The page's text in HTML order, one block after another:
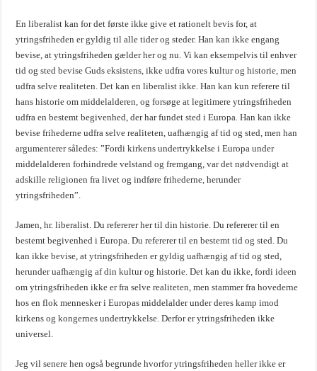
En liberalist kan for det første ikke give et rationelt bevis for, at
ytringsfriheden er gyldig til alle tider og steder. Han kan ikke engang
bevise, at ytringsfriheden gælder her og nu. Vi kan eksempelvis til enhver
tid og sted bevise Guds eksistens, ikke udfra vores kultur og historie, men
udfra selve realiteten. Det kan en liberalist ikke. Han kan kun referere til
hans historie om middelalderen, og forsøge at legitimere ytringsfriheden
udfra en bestemt begivenhed, der har fundet sted i Europa. Han kan ikke
bevise frihederne udfra selve realiteten, uafhængig af tid og sted, men han
argumenterer således: ”Fordi kirkens undertrykkelse i Europa under
middelalderen forhindrede velstand og fremgang, var det nødvendigt at
adskille religionen fra livet og indføre frihederne, herunder
ytringsfriheden”.
Jamen, hr. liberalist. Du refererer her til din historie. Du refererer til en
bestemt begivenhed i Europa. Du refererer til en bestemt tid og sted. Du
kan ikke bevise, at ytringsfriheden er gyldig uafhængig af tid og sted,
herunder uafhængig af din kultur og historie. Det kan du ikke, fordi ideen
om ytringsfriheden ikke er fra selve realiteten, men stammer fra hovederne
hos en flok mennesker i Europas middelalder under deres kamp imod
kirkens og kongernes undertrykkelse. Derfor er ytringsfriheden ikke
universel.
Jeg vil senere hen også begrunde hvorfor ytringsfriheden heller ikke er